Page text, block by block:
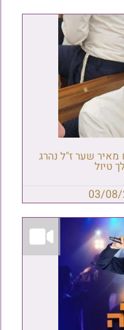
מאיר שער ז"ל נהרג
טיול
03/